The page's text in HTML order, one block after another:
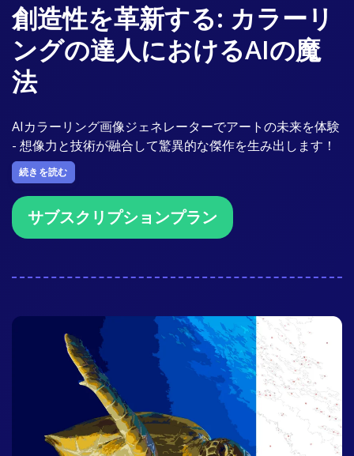
創造性を革新する: カラーリ
ングの達人におけるAIの魔
法
AIカラーリング画像ジェネレーターでアートの未来を体験
- 想像力と技術が融合して驚異的な傑作を生み出します！
続きを読む
サブスクリプションプラン